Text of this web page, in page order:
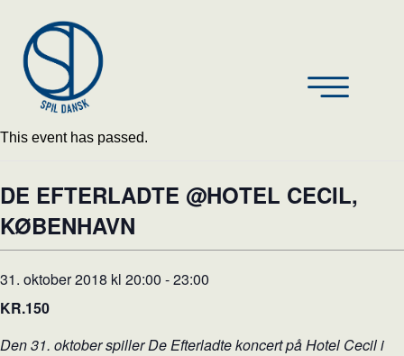
This event has passed.
DE EFTERLADTE @HOTEL CECIL,
KØBENHAVN
31. oktober 2018 kl 20:00 -23:00
KR.150
Den 31. oktober spiller De Efterladte koncert på Hotel Cecil i